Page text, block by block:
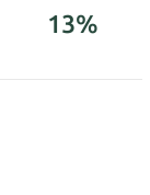
13%